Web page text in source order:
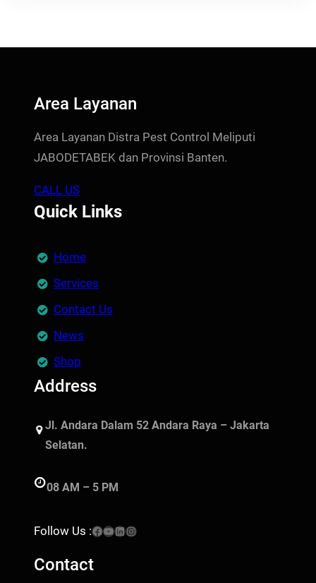
Area Layanan
Area Layanan Distra Pest Control Meliputi
JABODETABEK dan Provinsi Banten.
CALL US
Quick Links
Home
Services
Contact Us
News
Shop
Address
Jl. Andara Dalam 52 Andara Raya – Jakarta
Selatan.
08 AM – 5 PM
Follow Us :Facebook YouTube LinkedIn Instagram
Contact